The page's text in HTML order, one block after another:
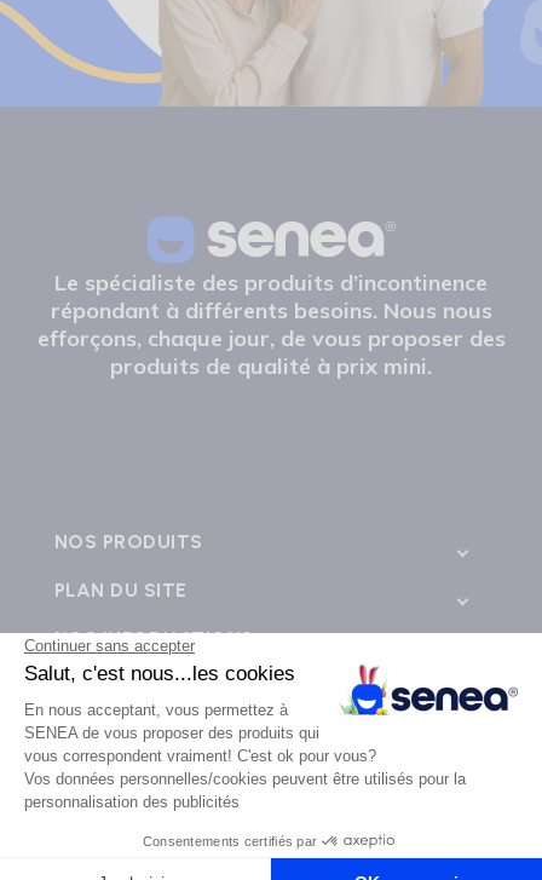
Le spécialiste des produits d’incontinence
répondant à différents besoins. Nous nous
efforçons, chaque jour, de vous proposer des
produits de qualité à prix mini.
NOS PRODUITS
PLAN DU SITE
NOS INFORMATIONS
CONTACTEZ-NOUS
SENEA © 2026 - Tous droits réservés - Création de site e-commerce BWA -